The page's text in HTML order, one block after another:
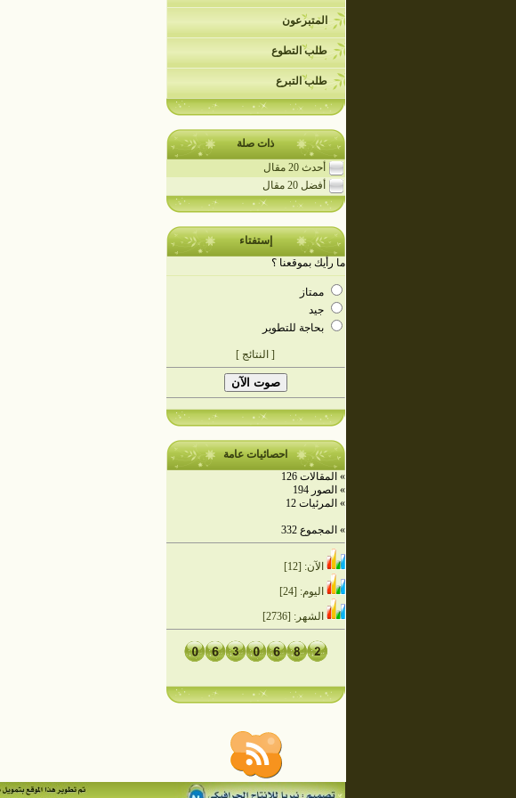
المتبرعون
طلب التطوع
طلب التبرع
ذات صلة
أحدث 20 مقال
أفضل 20 مقال
إستفتاء
ما رأيك بموقعنا ؟
ممتاز
جيد
بحاجة للتطوير
[ النتائج ]
احصائيات عامة
» المقالات 126
» الصور 194
» المرئيات 12
» المجموع 332
الآن: [12]
اليوم: [24]
الشهر: [2736]